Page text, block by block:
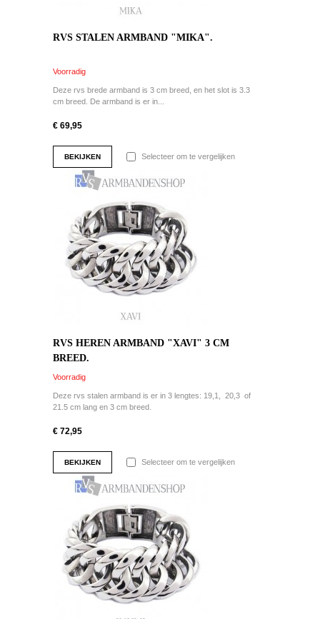
RVS STALEN ARMBAND "MIKA".
Voorradig
Deze rvs brede armband is 3 cm breed, en het slot is 3.3
cm breed. De armband is er in...
€ 69,95
BEKIJKEN Selecteer om te vergelijken
RVS HEREN ARMBAND "XAVI" 3 CM
BREED.
Voorradig
Deze rvs stalen armband is er in 3 lengtes: 19,1, 20,3 of
21.5 cm lang en 3 cm breed.
€ 72,95
BEKIJKEN Selecteer om te vergelijken